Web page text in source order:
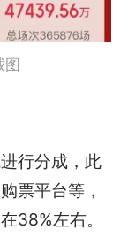
图
行分成，此
票平台等，
38%左右。